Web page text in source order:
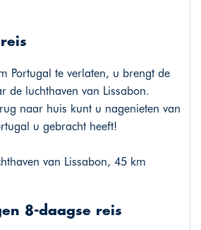
Portugal te verlaten, u brengt de
de luchthaven van Lissabon.
naar huis kunt u nagenieten van
u gebracht heeft!
van Lissabon, 45 km
8-daagse reis